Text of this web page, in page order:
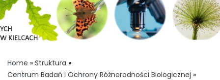
Home » Struktura »
Centrum Badań i Ochrony Różnorodności Biologicznej »